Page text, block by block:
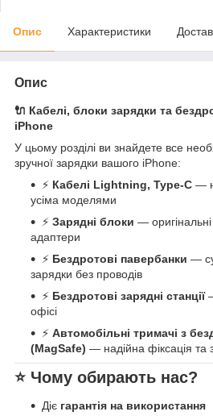
Опис Характеристики
Опис
🔌 Кабелі, блоки зарядки та
iPhone
У цьому розділі ви знайдете все
зручної зарядки вашого iPhone:
⚡ Кабелі Lightning, Type-C —
усіма моделями
⚡ Зарядні блоки — оригінальні
адаптери
⚡ Бездротові павербанки —
зарядки без проводів
⚡ Бездротові зарядні станції
офісі
⚡ Автомобільні тримачі з
(MagSafe) — надійна фіксація та
⭐ Чому обирають нас?
Діє гарантія на використання